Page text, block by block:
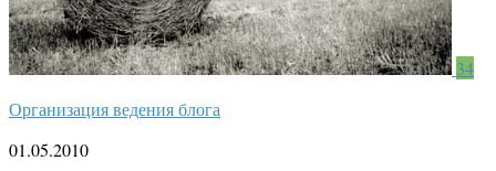
34
Организация ведения блога
01.05.2010